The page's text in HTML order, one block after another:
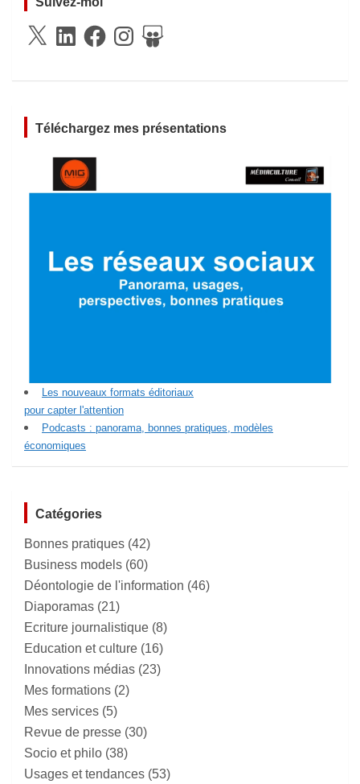
X
LinkedInFacebookInstagramSlideShare
Téléchargez mes présentations
Les nouveaux formats éditoriaux
pour capter l'attention
Podcasts : panorama, bonnes pratiques, modèles
économiques
Catégories
Bonnes pratiques (42)
Business models (60)
Déontologie de l'information (46)
Diaporamas (21)
Ecriture journalistique (8)
Education et culture (16)
Innovations médias (23)
Mes formations (2)
Mes services (5)
Revue de presse (30)
Socio et philo (38)
Usages et tendances (53)